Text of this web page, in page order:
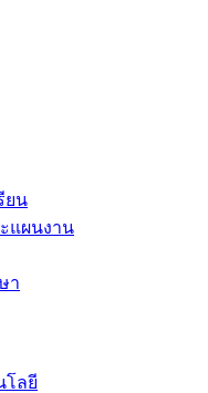
ยน
แผนงาน
า
โลยี